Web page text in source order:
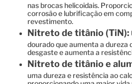
nas brocas helicoidais.
corrosão e lubrificação em
revestimento.
Nitreto de titânio (TiN):
dourado que aumenta a dureza
desgaste e aumenta a
Nitreto de titânio e
uma dureza e resistência ao